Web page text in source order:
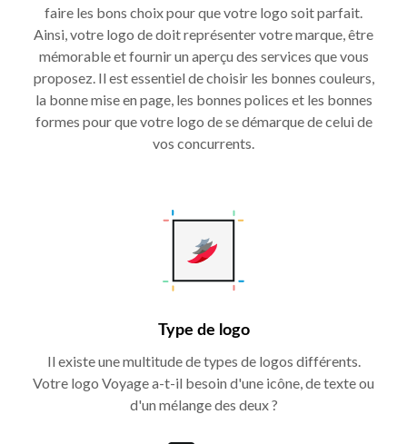
faire les bons choix pour que votre logo soit parfait.
Ainsi, votre logo de doit représenter votre marque, être
mémorable et fournir un aperçu des services que vous
proposez. Il est essentiel de choisir les bonnes couleurs,
la bonne mise en page, les bonnes polices et les bonnes
formes pour que votre logo de se démarque de celui de
vos concurrents.
Type de logo
Il existe une multitude de types de logos différents.
Votre logo Voyage a-t-il besoin d'une icône, de texte ou
d'un mélange des deux ?